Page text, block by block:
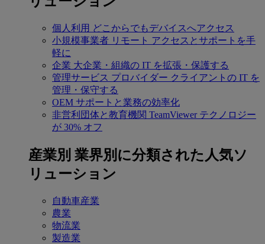
個人利用 どこからでもデバイスへアクセス
小規模事業者 リモート アクセスとサポートを手
軽に
企業 大企業・組織の IT を拡張・保護する
管理サービス プロバイダー クライアントの IT を
管理・保守する
OEM サポートと業務の効率化
非営利団体と教育機関 TeamViewer テクノロジー
が 30% オフ
産業別 業界別に分類された人気ソ
リューション
自動車産業
農業
物流業
製造業